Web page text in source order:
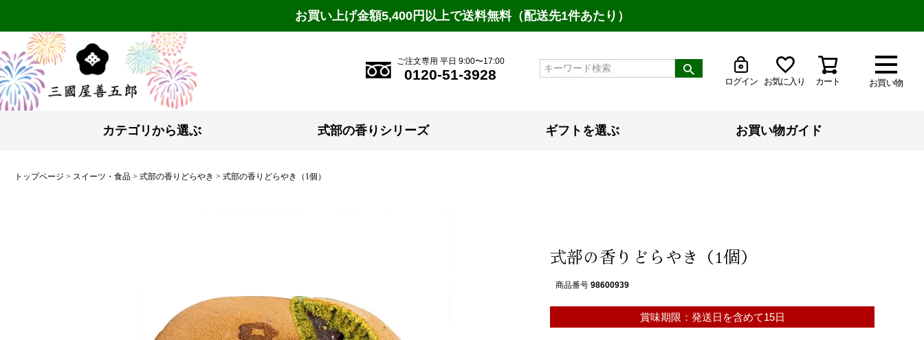
お買い上げ金額5,400円以上で送料無料（配送先1件あたり）
お買い物
ご注文専用 平日 9:00〜17:00
0120-51-3928 ログイン お気に入り カート
カテゴリから選ぶ 式部の香りシリーズ ギフトを選ぶ お買い物ガイド
トップページ スイーツ・食品 式部の香りどらやき 式部の香りどらやき（1個）
式部の香りどらやき（1個）
商品番号 98600939
賞味期限：発送日を含めて15日